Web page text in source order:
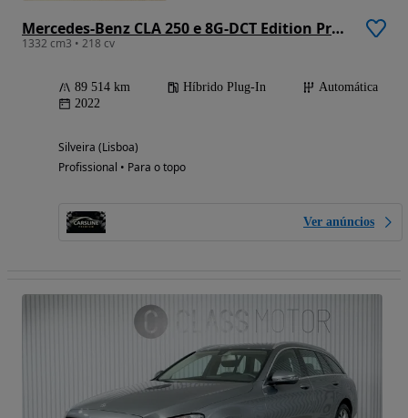
Mercedes-Benz CLA 250 e 8G-DCT Edition Progressive Line
1332 cm3 • 218 cv
89 514 km Híbrido Plug-In
Automática
2022
Silveira (Lisboa)
Profissional • Para o topo
Ver anúncios